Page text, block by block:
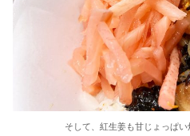
そして、紅生姜も甘じょっぱ